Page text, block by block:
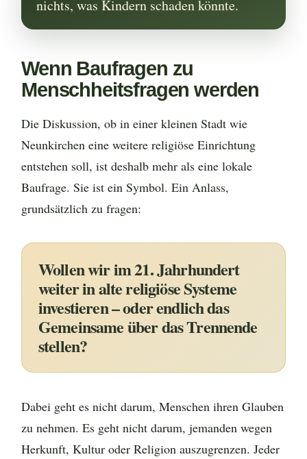
nichts, was Kindern schaden könnte.
Wenn Baufragen zu
Menschheitsfragen werden
Die Diskussion, ob in einer kleinen Stadt wie
Neunkirchen eine weitere religiöse Einrichtung
entstehen soll, ist deshalb mehr als eine lokale
Baufrage. Sie ist ein Symbol. Ein Anlass,
grundsätzlich zu fragen:
Wollen wir im 21. Jahrhundert
weiter in alte religiöse Systeme
investieren – oder endlich das
Gemeinsame über das Trennende
stellen?
Dabei geht es nicht darum, Menschen ihren Glauben
zu nehmen. Es geht nicht darum, jemanden wegen
Herkunft, Kultur oder Religion auszugrenzen. Jeder